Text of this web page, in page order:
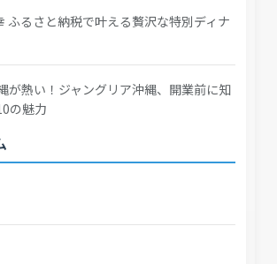
ふるさと納税で叶える贅沢な特別ディナ
が熱い！ジャングリア沖縄、開業前に知
の魅力